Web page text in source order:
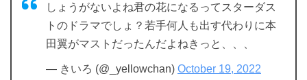
しょうがないよね君の花になるってスターダス
トのドラマでしょ？若手何人も出す代わりに本
田翼がマストだったんだよねきっと、、、
— きいろ (@_yellowchan) October 19, 2022